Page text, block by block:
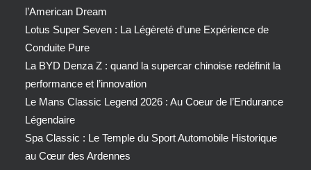
l’American Dream
Lotus Super Seven : La Légèreté d’une Expérience de
Conduite Pure
La BYD Denza Z : quand la supercar chinoise redéfinit la
performance et l’innovation
Le Mans Classic Legend 2026 : Au Coeur de l’Endurance
Légendaire
Spa Classic : Le Temple du Sport Automobile Historique
au Cœur des Ardennes